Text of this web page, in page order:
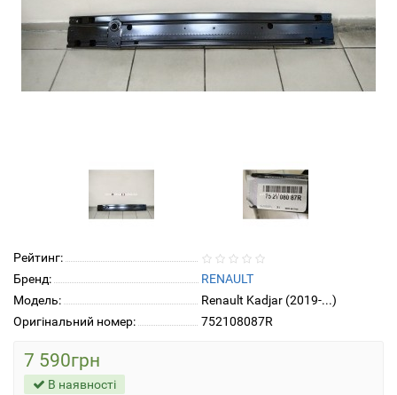
Рейтинг:
Бренд:
RENAULT
Модель:
Renault Kadjar (2019-...)
Оригінальний номер:
752108087R
7 590грн
В наявності